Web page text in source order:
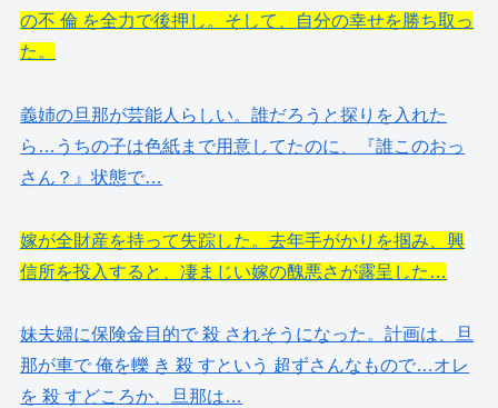
の不 倫 を全力で後押し。そして、自分の幸せを勝ち取っ
た。
義姉の旦那が芸能人らしい。誰だろうと探りを入れた
ら…うちの子は色紙まで用意してたのに、『誰このおっ
さん？』状態で…
嫁が全財産を持って失踪した。去年手がかりを掴み、興
信所を投入すると、凄まじい嫁の醜悪さが露呈した…
妹夫婦に保険金目的で 殺 されそうになった。計画は、旦
那が車で 俺を轢 き 殺 すという 超ずさんなもので…オレ
を 殺 すどころか、旦那は…